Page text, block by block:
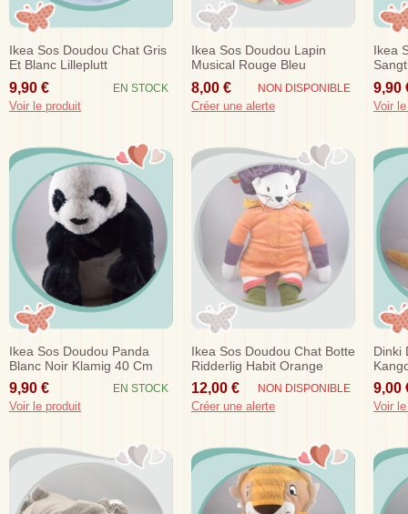
Ikea Sos Doudou Chat Gris
Et Blanc Lilleplutt
9,90 € EN STOCK
Voir le produit
Ikea Sos Doudou Lapin
Musical Rouge Bleu
8,00 € NON DISPONIBLE
Créer une alerte
Ikea
9,90
Voir
Ikea Sos Doudou Panda
Blanc Noir Klamig 40 Cm
9,90 € EN STOCK
Voir le produit
Ikea Sos Doudou Chat Botte
Ridderlig Habit Orange
12,00 € NON DISPONIBLE
Créer une alerte
Dinki
Bebe
9,00
Voir